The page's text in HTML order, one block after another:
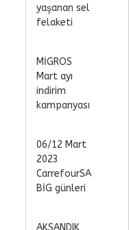
yaşanan sel
felaketi
MİGROS
Mart ayı
indirim
kampanyası
06/12 Mart
2023
CarrefourSA
BİG günleri
AKSANDIK